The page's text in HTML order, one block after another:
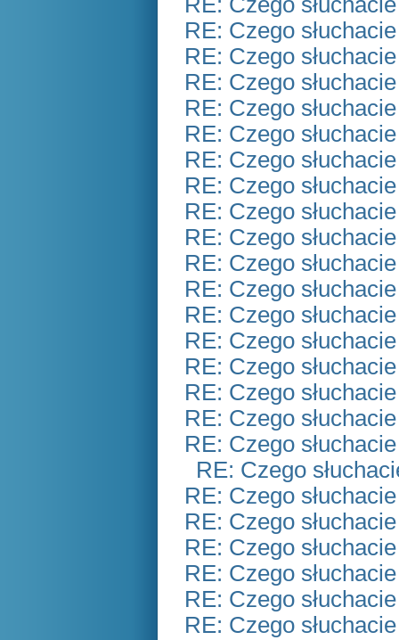
RE: Czego
RE: Czego
RE: Czego
RE: Czego
RE: Czego
RE: Czego
RE: Czego
RE: Czego
RE: Czego
RE: Czego
RE: Czego
RE: Czego
RE: Czego
RE: Czego
RE: Czego
RE: Czego
RE: Czego
RE: Czego
RE: Czego
RE: Czego
RE: Czego
RE: Czego
RE: Czego
RE: Czego